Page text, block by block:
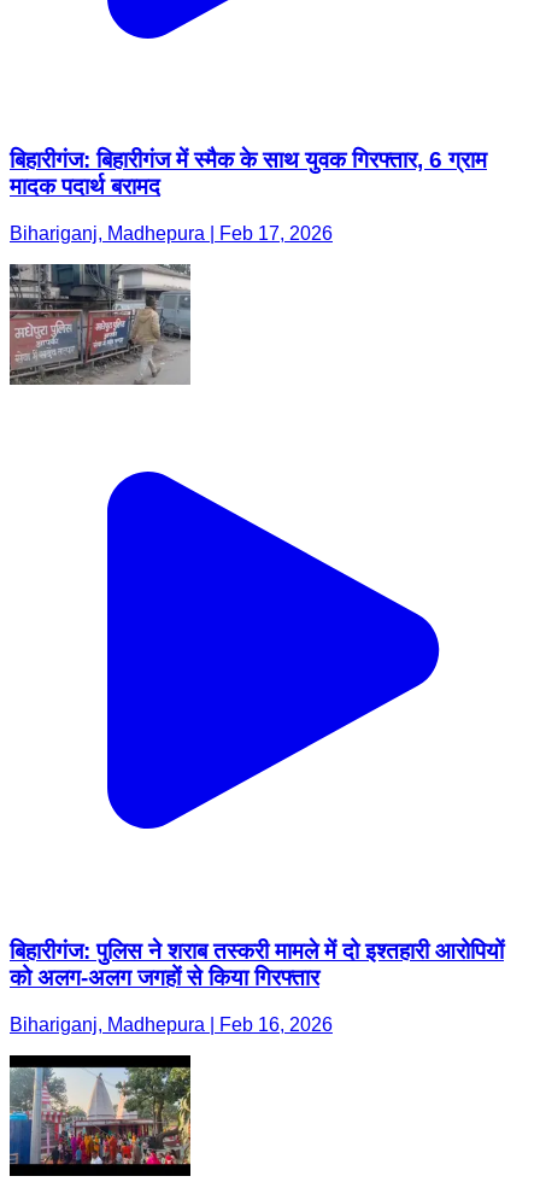
बिहारीगंज: बिहारीगंज में स्मैक के साथ युवक गिरफ्तार, 6 ग्राम
मादक पदार्थ बरामद
Bihariganj, Madhepura | Feb 17, 2026
बिहारीगंज: पुलिस ने शराब तस्करी मामले में दो इश्तहारी आरोपियों
को अलग-अलग जगहों से किया गिरफ्तार
Bihariganj, Madhepura | Feb 16, 2026